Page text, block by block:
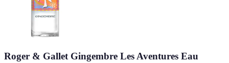
Roger & Gallet Gingembre Les Aventures Eau